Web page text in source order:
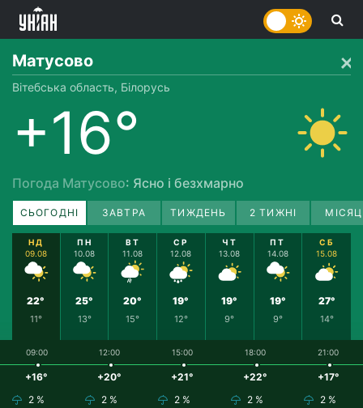
Матусово
Вітебська область, Білорусь
+16°
Погода Матусово: Ясно і безхмарно
СЬОГОДНІ ЗАВТРА ТИЖДЕНЬ 2 ТИЖНІ
НД
09.08
22°
11°
ПН
10.08
25°
13°
ВТ
11.08
20°
15°
СР
12.08
19°
12°
ЧТ
13.08
19°
9°
ПТ
14.08
19°
9°
СБ
15.08
27°
14°
09:00
+16°
2 %
12:00
+20°
2 %
15:00
+21°
2 %
18:00
+22°
2 %
21:00
+17°
2 %